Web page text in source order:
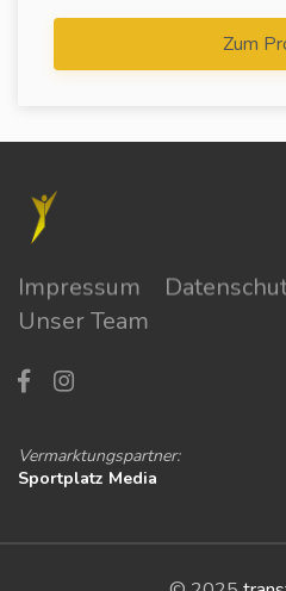
Zum
Impressum
Unser Team
Vermarktungspartner:
Sportplatz Media